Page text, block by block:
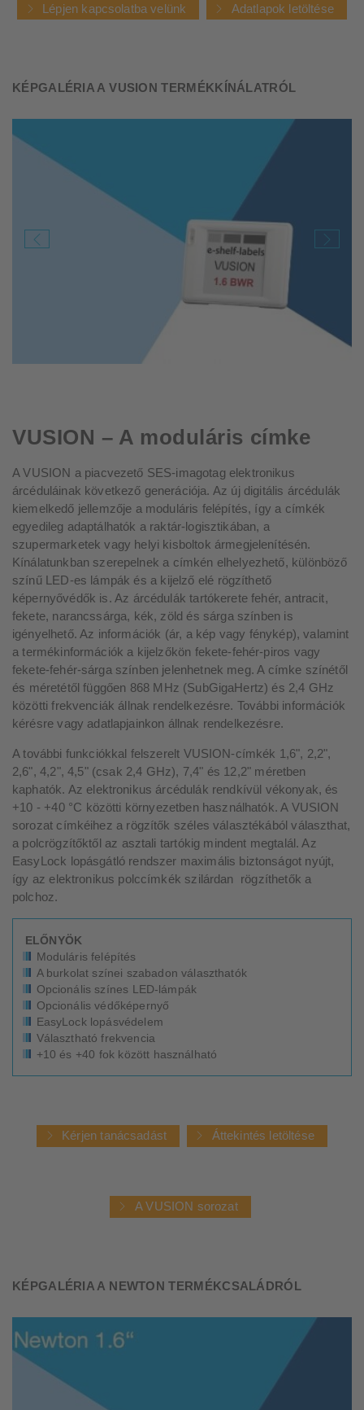
Lépjen kapcsolatba velünk Adatlapok letöltése
KÉPGALÉRIA A VUSION TERMÉKKÍNÁLATRÓL
VUSION – A moduláris címke
A VUSION a piacvezető SES-imagotag elektronikus
árcéduláinak következő generációja. Az új digitális árcédulák
kiemelkedő jellemzője a moduláris felépítés, így a címkék
egyedileg adaptálhatók a raktár-logisztikában, a
szupermarketek vagy helyi kisboltok ármegjelenítésén.
Kínálatunkban szerepelnek a címkén elhelyezhető, különböző
színű LED-es lámpák és a kijelző elé rögzíthető
képernyővédők is. Az árcédulák tartókerete fehér, antracit,
fekete, narancssárga, kék, zöld és sárga színben is
igényelhető. Az információk (ár, a kép vagy fénykép), valamint
a termékinformációk a kijelzőkön fekete-fehér-piros vagy
fekete-fehér-sárga színben jelenhetnek meg. A címke színétől
és méretétől függően 868 MHz (SubGigaHertz) és 2,4 GHz
közötti frekvenciák állnak rendelkezésre. További információk
kérésre vagy adatlapjainkon állnak rendelkezésre.
A további funkciókkal felszerelt VUSION-címkék 1,6", 2,2",
2,6", 4,2", 4,5" (csak 2,4 GHz), 7,4" és 12,2" méretben
kaphatók. Az elektronikus árcédulák rendkívül vékonyak, és
+10 - +40 °C közötti környezetben használhatók. A VUSION
sorozat címkéihez a rögzítők széles választékából választhat,
a polcrögzítőktől az asztali tartókig mindent megtalál. Az
EasyLock lopásgátló rendszer maximális biztonságot nyújt,
így az elektronikus polccímkék szilárdan rögzíthetők a
polchoz.
ELŐNYÖK
Moduláris felépítés
A burkolat színei szabadon választhatók
Opcionális színes LED-lámpák
Opcionális védőképernyő
EasyLock lopásvédelem
Választható frekvencia
+10 és +40 fok között használható
Kérjen tanácsadást Áttekintés letöltése
A VUSION sorozat
KÉPGALÉRIA A NEWTON TERMÉKCSALÁDRÓL